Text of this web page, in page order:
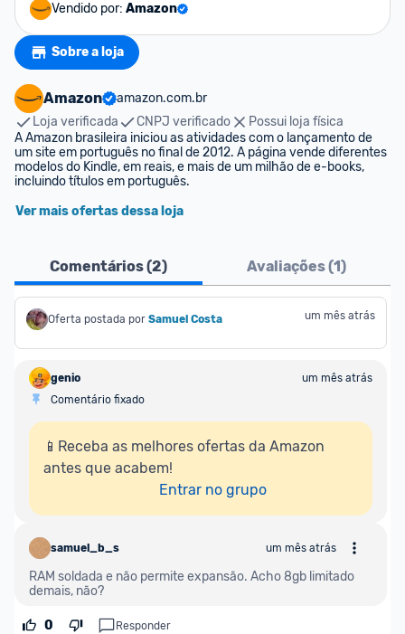
Vendido por: Amazon
Sobre a loja
Amazon
amazon.com.br
Loja verificada
CNPJ verificado
Possui loja física
A Amazon brasileira iniciou as atividades com o lançamento de
um site em português no final de 2012. A página vende diferentes
modelos do Kindle, em reais, e mais de um milhão de e-books,
incluindo títulos em português.
Ver mais ofertas dessa loja
Comentários (2) Avaliações (1)
Oferta postada por Samuel Costa um mês atrás
genio
um mês atrás
Comentário fixado
📱Receba as melhores ofertas da Amazon
antes que acabem!
Entrar no grupo
samuel_b_s um mês atrás
RAM soldada e não permite expansão. Acho 8gb limitado
demais, não?
0 Responder